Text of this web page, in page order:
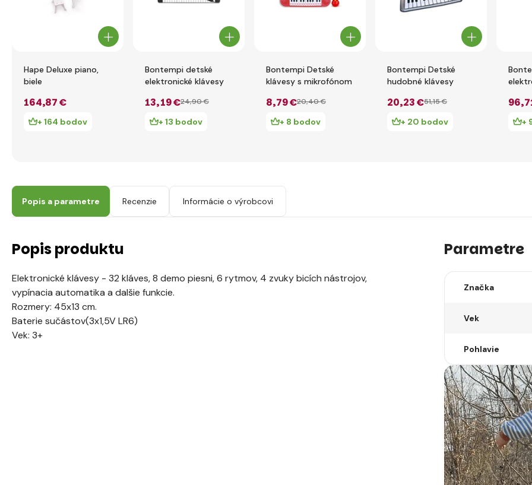
Hape Deluxe piano,
biele
164,87 €
+ 164 bodov
Bontempi detské
elektronické klávesy
13,19 €24,90 €
+ 13 bodov
Bontempi Detské
klávesy s mikrofónom
8,79 €20,40 €
+ 8 bodov
Bontempi Detské
hudobné klávesy
20,23 €51,15 €
+ 20 bodov
96
+
Popis a parametre Recenzie Informácie o výrobcovi
Popis produktu
Elektronické klávesy - 32 kláves, 8 demo piesni, 6 rytmov, 4 zvuky bicích nástrojov,
vypínacia automatika a dalšie funkcie.
Rozmery: 45x13 cm.
Baterie sučástov(3x1,5V LR6)
Vek: 3+
Parametre
Značka
Vek
Pohlavie